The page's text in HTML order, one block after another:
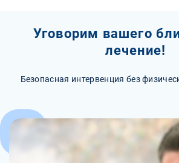
Уговорим вашего
лечение!
Безопасная интервенция без